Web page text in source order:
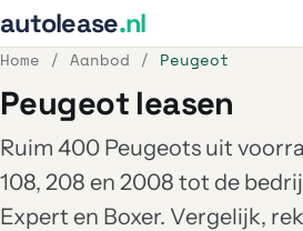
autolease.nl
Home / Aanbod / Peugeot
Peugeot leasen
Ruim 400 Peugeots uit
108, 208 en 2008 tot de
Expert en Boxer. Vergelijk,